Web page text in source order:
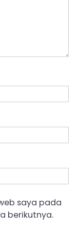
saya pada
berikutnya.